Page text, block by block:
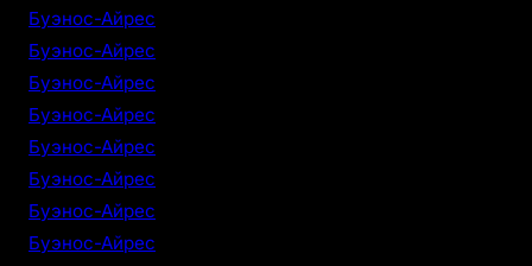
Буэнос-Айрес
Буэнос-Айрес
Буэнос-Айрес
Буэнос-Айрес
Буэнос-Айрес
Буэнос-Айрес
Буэнос-Айрес
Буэнос-Айрес